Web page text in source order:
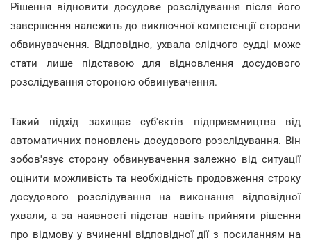
Рішення відновити досудове розслідування після його
завершення належить до виключної компетенції сторони
обвинувачення. Відповідно, ухвала слідчого судді може
стати лише підставою для відновлення досудового
розслідування стороною обвинувачення.
Такий підхід захищає суб'єктів підприємництва від
автоматичних поновлень досудового розслідування. Він
зобов'язує сторону обвинувачення залежно від ситуації
оцінити можливість та необхідність продовження строку
досудового розслідування на виконання відповідної
ухвали, а за наявності підстав навіть прийняти рішення
про відмову у вчиненні відповідної дії з посиланням на